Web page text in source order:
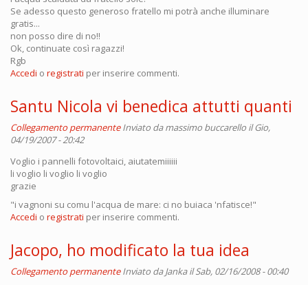
Se adesso questo generoso fratello mi potrà anche illuminare
gratis...
non posso dire di no!!
Ok, continuate così ragazzi!
Rgb
Accedi o registrati per inserire commenti.
Santu Nicola vi benedica attutti quanti
Collegamento permanente Inviato damassimo buccarello il Gio,
04/19/2007 - 20:42
Voglio i pannelli fotovoltaici, aiutatemiiiiii
li voglio li voglio li voglio
grazie
"i vagnoni su comu l'acqua de mare: ci no buiaca 'nfatisce!"
Accedi o registrati per inserire commenti.
Jacopo, ho modificato la tua idea
Collegamento permanente Inviato daJankail Sab, 02/16/2008 - 00:40